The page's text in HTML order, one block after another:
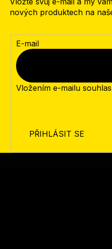
nových produktech na
E-mail
Vložením e-mailu
PŘIHLÁSIT SE